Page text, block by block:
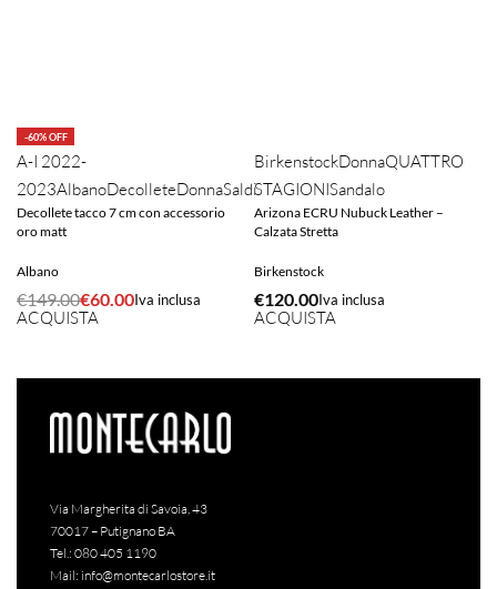
-60% OFF
A-I 2022-
2023AlbanoDecolleteDonnaSaldi
Decollete tacco 7 cm con accessorio
oro matt
Albano
€149.00€60.00Iva inclusa
ACQUISTA
BirkenstockDonnaQUATTRO
STAGIONISandalo
Arizona ECRU Nubuck Leather –
Calzata Stretta
Birkenstock
€120.00Iva inclusa
ACQUISTA
Via Margherita di Savoia, 43
70017 – Putignano BA
Tel.: 080 405 1190
Mail: info@montecarlostore.it